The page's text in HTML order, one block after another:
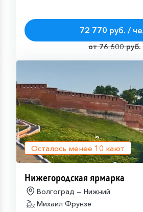
72 770 руб. /
от 76 600 руб.
Осталось менее 10 кают
Нижегородская ярмарка
Волгоград — Нижний
Михаил Фрунзе